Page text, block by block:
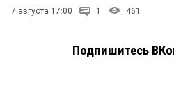
7 августа 17:00 1 461
Подпишитесь